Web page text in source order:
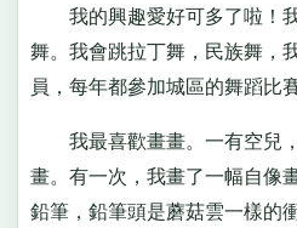
我的興趣愛好可多了啦！
舞。我會跳拉丁舞，民族舞，
員，每年都參加城區的舞蹈比
我最喜歡畫畫。一有空兒，
畫。有一次，我畫了一幅自像
鉛筆，鉛筆頭是蘑菇雲一樣的